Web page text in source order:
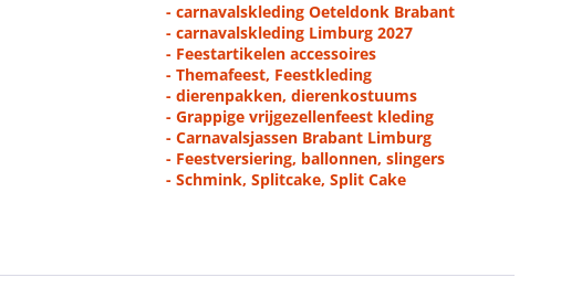
- carnavalskleding Oeteldonk Brabant
- carnavalskleding Limburg 2027
- Feestartikelen accessoires
- Themafeest, Feestkleding
- dierenpakken, dierenkostuums
- Grappige vrijgezellenfeest kleding
- Carnavalsjassen Brabant Limburg
- Feestversiering, ballonnen, slingers
- Schmink, Splitcake, Split Cake